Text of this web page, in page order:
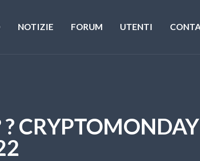
NOTIZIE FORUM UTENTI